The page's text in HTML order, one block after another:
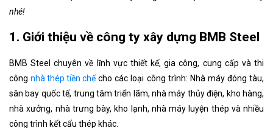
nhé!
1. Giới thiệu về công ty xây dựng BMB Steel
BMB Steel chuyên về lĩnh vực thiết kế, gia công, cung cấp và thi
côngnhà thép tiền chếcho các loại công trình: Nhà máy đóng tàu,
sân bay quốc tế, trung tâm triển lãm, nhà máy thủy điện, kho hàng,
nhà xưởng, nhà trưng bày, kho lạnh, nhà máy luyện thép và nhiều
công trình kết cấu thép khác.